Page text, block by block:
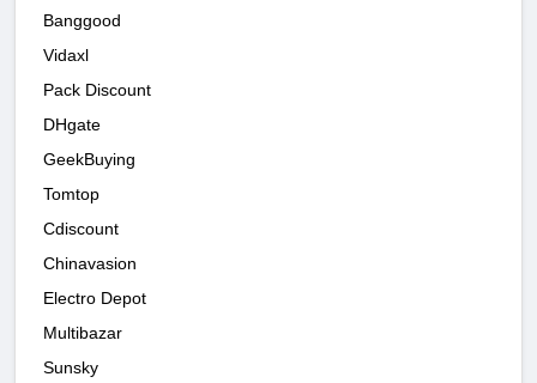
Banggood
Vidaxl
Pack Discount
DHgate
GeekBuying
Tomtop
Cdiscount
Chinavasion
Electro Depot
Multibazar
Sunsky